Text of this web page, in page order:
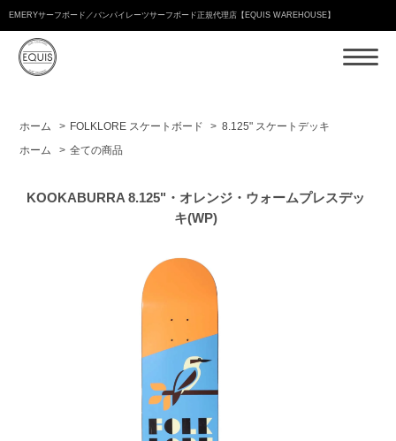
EMERYサーフボード／バンパイレーツサーフボード正規代理店【EQUIS WAREHOUSE】
ホーム > FOLKLORE スケートボード > 8.125" スケートデッキ
ホーム
> 全ての商品
KOOKABURRA 8.125"・オレンジ・ウォームプレスデッ
キ(WP)